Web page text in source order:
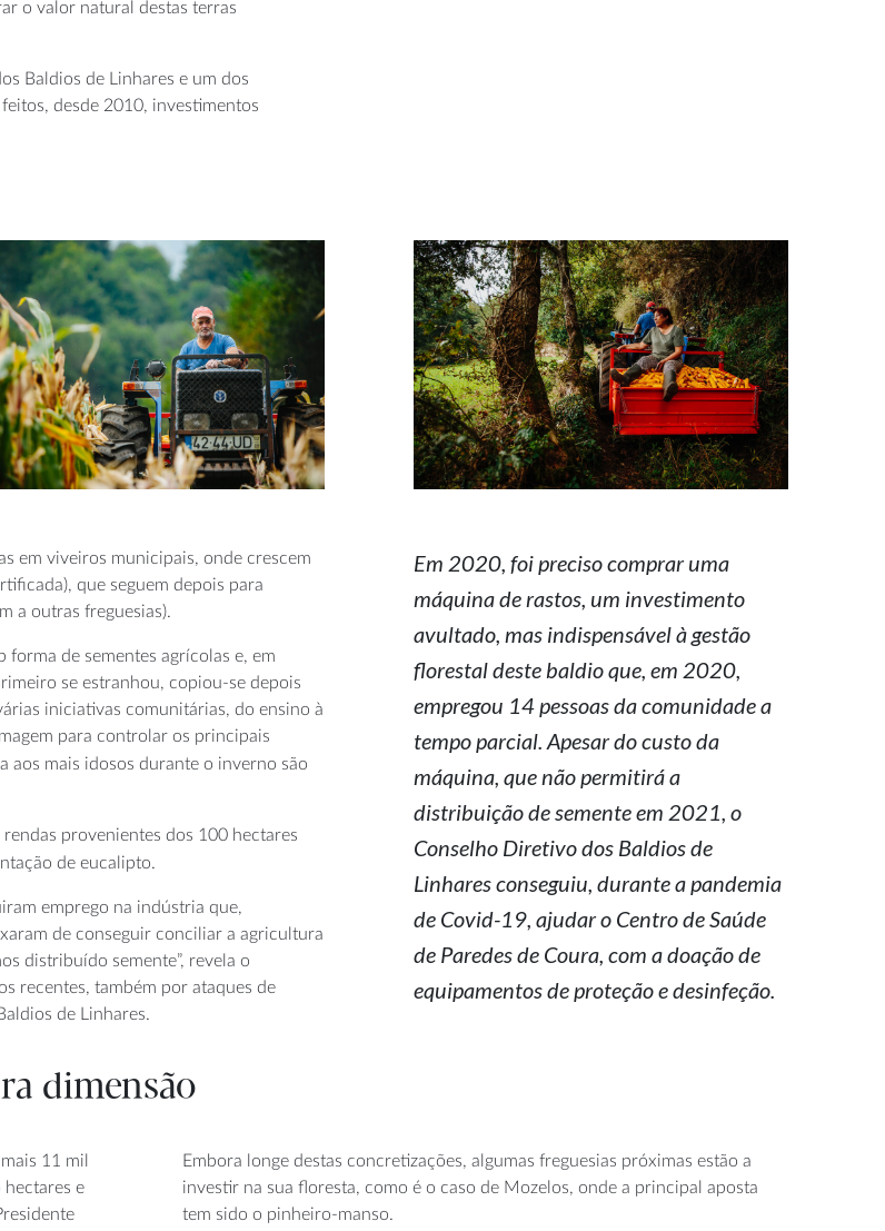
o valor natural destas terras
Baldios de Linhares e um dos
desde 2010, investimentos
em viveiros municipais, onde crescem
que seguem depois para
a outras freguesias).
de sementes agrícolas e, em
se estranhou, copiou-se depois
iniciativas comunitárias, do ensino à
para controlar os principais
aos mais idosos durante o inverno são
provenientes dos 100 hectares
de eucalipto.
emprego na indústria que,
de conseguir conciliar a agricultura
distribuído semente”, revela o
recentes, também por ataques de
de Linhares.
Em 2020, foi preciso comprar uma
máquina de rastos, um investimento
avultado, mas indispensável à gestão
florestal deste baldio que, em 2020,
empregou 14 pessoas da comunidade a
tempo parcial. Apesar do custo da
máquina, que não permitirá a
distribuição de semente em 2021, o
Conselho Diretivo dos Baldios de
Linhares conseguiu, durante a pandemia
de Covid-19, ajudar o Centro de Saúde
de Paredes de Coura, com a doação de
equipamentos de proteção e desinfeção.
dimensão
11 mil
e
Embora longe destas concretizações, algumas freguesias próximas estão a
investir na sua floresta, como é o caso de Mozelos, onde a principal aposta
tem sido o pinheiro-manso.